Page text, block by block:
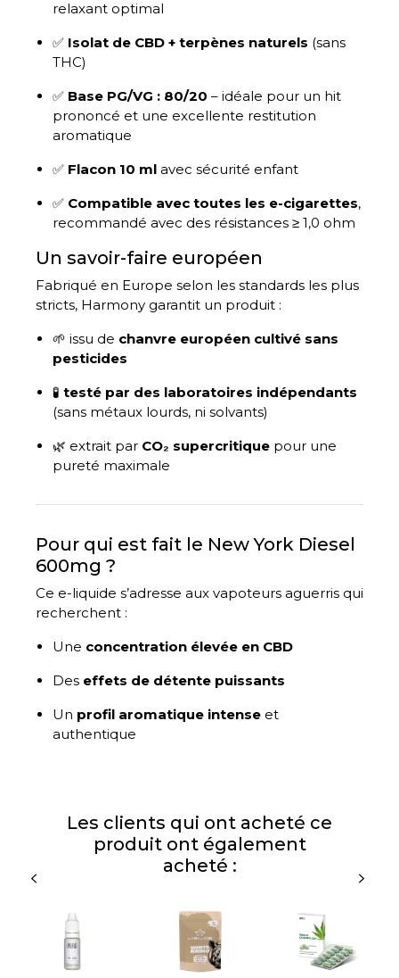
relaxant optimal
✅ Isolat de CBD + terpènes naturels (sans
THC)
✅ Base PG/VG : 80/20 – idéale pour un hit
prononcé et une excellente restitution
aromatique
✅ Flacon 10 mlavec sécurité enfant
✅ Compatible avec toutes les e-cigarettes,
recommandé avec des résistances ≥ 1,0 ohm
Un savoir-faire européen
Fabriqué en Europe selon les standards les plus
stricts, Harmony garantit un produit :
🌱 issu de chanvre européen cultivé sans
pesticides
🧪 testé par des laboratoires indépendants
(sans métaux lourds, ni solvants)
🌿 extrait par CO₂ supercritiquepour une
pureté maximale
Pour qui est fait le New York Diesel
600mg ?
Ce e-liquide s’adresse aux vapoteurs aguerris qui
recherchent :
Une concentration élevée en CBD
Des effets de détente puissants
Un profil aromatique intenseet
authentique
Les clients qui ont acheté ce
produit ont également
acheté :